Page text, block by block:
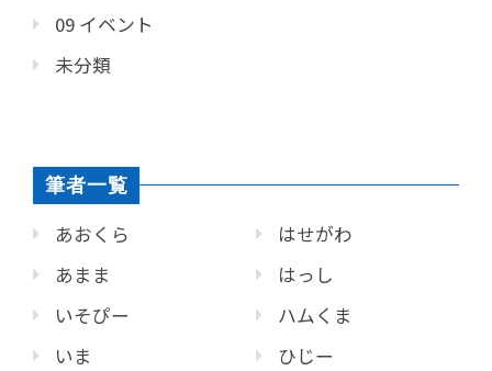
09 イベント
未分類
筆者一覧
あおくら
あまま
いそぴー
いま
はせがわ
はっし
ハムくま
ひじー